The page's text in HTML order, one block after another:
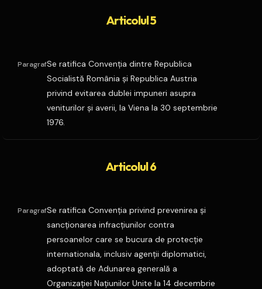
Articolul 5
ParagrafSe ratifica Convenţia dintre Republica
Socialistă România şi Republica Austria
privind evitarea dublei impuneri asupra
veniturilor şi averii, la Viena la 30 septembrie
1976.
Articolul 6
ParagrafSe ratifica Convenţia privind prevenirea şi
sancţionarea infracţiunilor contra
persoanelor care se bucura de protecţie
internationala, inclusiv agenţii diplomatici,
adoptată de Adunarea generală a
Organizaţiei Naţiunilor Unite la 14 decembrie